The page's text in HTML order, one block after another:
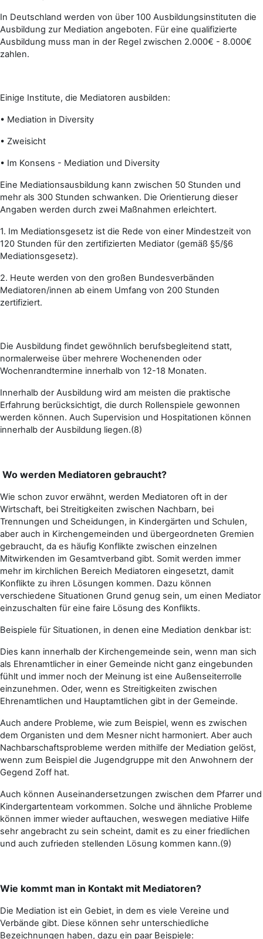
In Deutschland werden von über 100 Ausbildungsinstituten die
Ausbildung zur Mediation angeboten. Für eine qualifizierte
Ausbildung muss man in der Regel zwischen 2.000€ - 8.000€
zahlen.
Einige Institute, die Mediatoren ausbilden:
• Mediation in Diversity
• Zweisicht
• Im Konsens - Mediation und Diversity
Eine Mediationsausbildung kann zwischen 50 Stunden und
mehr als 300 Stunden schwanken. Die Orientierung dieser
Angaben werden durch zwei Maßnahmen erleichtert.
1. Im Mediationsgesetz ist die Rede von einer Mindestzeit von
120 Stunden für den zertifizierten Mediator (gemäß §5/§6
Mediationsgesetz).
2. Heute werden von den großen Bundesverbänden
Mediatoren/innen ab einem Umfang von 200 Stunden
zertifiziert.
Die Ausbildung findet gewöhnlich berufsbegleitend statt,
normalerweise über mehrere Wochenenden oder
Wochenrandtermine innerhalb von 12-18 Monaten.
Innerhalb der Ausbildung wird am meisten die praktische
Erfahrung berücksichtigt, die durch Rollenspiele gewonnen
werden können. Auch Supervision und Hospitationen können
innerhalb der Ausbildung liegen.(8)
Wo werden Mediatoren gebraucht?
Wie schon zuvor erwähnt, werden Mediatoren oft in der
Wirtschaft, bei Streitigkeiten zwischen Nachbarn, bei
Trennungen und Scheidungen, in Kindergärten und Schulen,
aber auch in Kirchengemeinden und übergeordneten Gremien
gebraucht, da es häufig Konflikte zwischen einzelnen
Mitwirkenden im Gesamtverband gibt. Somit werden immer
mehr im kirchlichen Bereich Mediatoren eingesetzt, damit
Konflikte zu ihren Lösungen kommen. Dazu können
verschiedene Situationen Grund genug sein, um einen Mediator
einzuschalten für eine faire Lösung des Konflikts.
Beispiele für Situationen, in denen eine Mediation denkbar ist:
Dies kann innerhalb der Kirchengemeinde sein, wenn man sich
als Ehrenamtlicher in einer Gemeinde nicht ganz eingebunden
fühlt und immer noch der Meinung ist eine Außenseiterrolle
einzunehmen. Oder, wenn es Streitigkeiten zwischen
Ehrenamtlichen und Hauptamtlichen gibt in der Gemeinde.
Auch andere Probleme, wie zum Beispiel, wenn es zwischen
dem Organisten und dem Mesner nicht harmoniert. Aber auch
Nachbarschaftsprobleme werden mithilfe der Mediation gelöst,
wenn zum Beispiel die Jugendgruppe mit den Anwohnern der
Gegend Zoff hat.
Auch können Auseinandersetzungen zwischen dem Pfarrer und
Kindergartenteam vorkommen. Solche und ähnliche Probleme
können immer wieder auftauchen, weswegen mediative Hilfe
sehr angebracht zu sein scheint, damit es zu einer friedlichen
und auch zufrieden stellenden Lösung kommen kann.(9)
Wie kommt man in Kontakt mit Mediatoren?
Die Mediation ist ein Gebiet, in dem es viele Vereine und
Verbände gibt. Diese können sehr unterschiedliche
Bezeichnungen haben, dazu ein paar Beispiele: